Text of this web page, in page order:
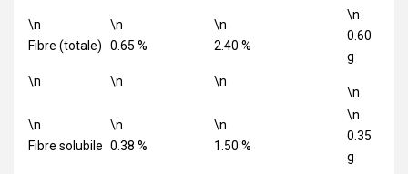
\n
Fibre (totale)
\n
\n
0.65 %
\n
\n
2.40 %
\n
\n
0.60
g
\n
\n
Fibre solubile
\n
0.38 %
\n
1.50 %
\n
0.35
g